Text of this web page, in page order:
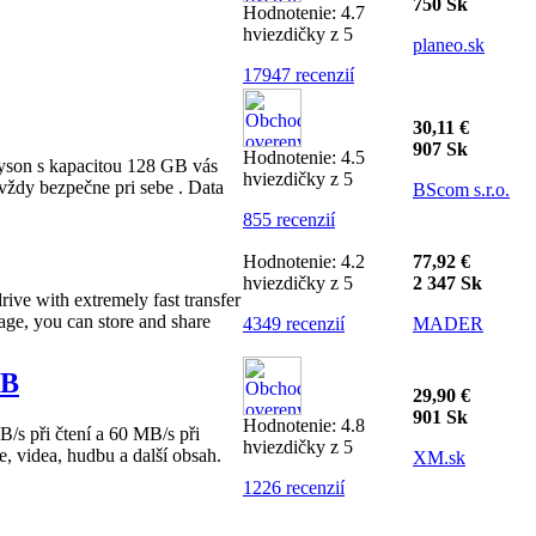
Hodnotenie: 4.7
hviezdičky z 5
17947 recenzií
750 Sk
planeo.sk
s kapacitou 128 GB vás
bezpečne pri sebe . Data
Hodnotenie: 4.5
hviezdičky z 5
855 recenzií
30,11 €
907 Sk
BScom s.r.o.
with extremely fast transfer
you can store and share
Hodnotenie: 4.2
hviezdičky z 5
4349 recenzií
77,92 €
2 347 Sk
MADER
s při čtení a 60 MB/s při
videa, hudbu a další obsah.
Hodnotenie: 4.8
hviezdičky z 5
1226 recenzií
29,90 €
901 Sk
XM.sk